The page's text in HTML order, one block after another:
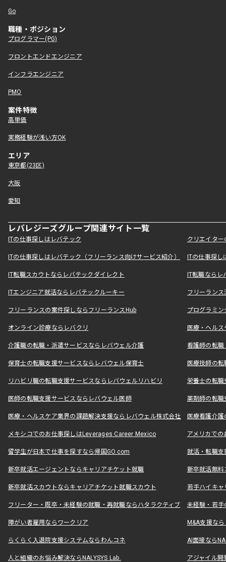
Go
職種・ポジション
プログラマー(PG)
フロントエンドエンジニア
インフラエンジニア
PMO
案件特徴
高単価
実務経験が浅い方OK
エリア
東京都(23区)
大阪
愛知
レバレジーズグループ関連サイト一覧
ITの仕事探しはレバテック クリエイタ
ITの仕事探しはレバテック（フリーランス向けサービス紹介） ITの仕事探
IT転職スカウトならレバテックダイレクト IT転職なら
ITエンジニア就活ならレバテックルーキー フリーラン
フリーランスの案件探しならフリーランスHub プログラミ
オンライン診療ならレバクリ 医療・ヘル
介護職の転職・派遣サービスならレバウェル介護 看護師の転
保育士の転職支援サービスならレバウェル保育士 医療技師の
リハビリ職の転職支援サービスならレバウェルリハビリ 栄養士の転
医師の転職支援サービスならレバウェル医師 薬剤師の転
医療・ヘルスケア業界の課題解決支援ならレバウェル株式会社 医療看護介
メキシコでのお仕事探しはLeverages Career Mexico アメリカで
留学生が日本で仕事を探すなら帰国GO.com 就活・転職
新卒就活エージェントならキャリアチケット就職 新卒就活無料
新卒就活スカウトならキャリアチケット就職スカウト 若手ハイキ
フリーター・既卒・未経験の就職・再就職ならハタラクティブ 未経験・若手
障がい者雇用ならワークリア M&A支援な
らくらく入退院支援システムならわんコネ AI面接なら
人と組織のお悩み解決ならNALYSYS Lab. アジャイル